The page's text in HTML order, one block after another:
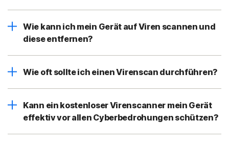
Wie kann ich mein Gerät auf Viren scannen und
diese entfernen?
Wie oft sollte ich einen Virenscan durchführen?
Kann ein kostenloser Virenscanner mein Gerät
effektiv vor allen Cyberbedrohungen schützen?